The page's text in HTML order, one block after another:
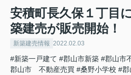
安積町長久保１丁目
築建売が販売開始！
新築建売情報 2022.02.03
#新築一戸建て #郡山市新築 #郡山市
郡山市 不動産売買 #桑野小学校 #